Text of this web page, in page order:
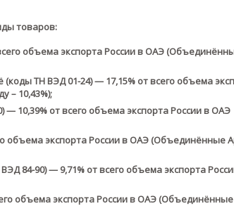
товаров:
объема экспорта России в ОАЭ
ТН ВЭД 01-24) — 17,15% от всего объема
– 10,43%);
10,39% от всего объема экспорта России в ОАЭ
объема экспорта России в ОАЭ (Объединённые
84-90) — 9,71% от всего объема экспорта
объема экспорта России в ОАЭ (Объединённые